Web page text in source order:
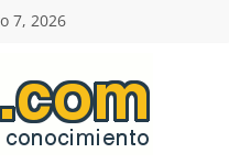
7, 2026